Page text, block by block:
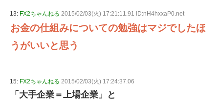
13: FX2ちゃんねる 2015/02/03(火) 17:21:11.91 ID:nH4hxxaP0.net
お金の仕組みについての勉強はマジでしたほ
うがいいと思う
15: FX2ちゃんねる 2015/02/03(火) 17:24:37.06
「大手企業＝上場企業」と